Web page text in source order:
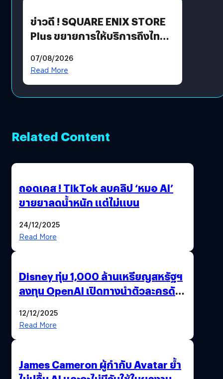
ข่าวดี ! SQUARE ENIX STORE
Plus ขยายการให้บริการถึงไทย
โดยตรง
07/08/2026
Read More
Related Content
ถอดเคส ! TikTok ลบคลิป ‘หมอ AI’
ขายยาลดน้ำหนัก แต่ไม่แบน
24/12/2025
Read More
Disney ทุ่ม 1,000 ล้านเหรียญสหรัฐฯ
ลงทุน OpenAI เปิดทางนำตัวละครดัง
12/12/2025
Read More
James Cameron ผู้กำกับ Avatar ย้ำ